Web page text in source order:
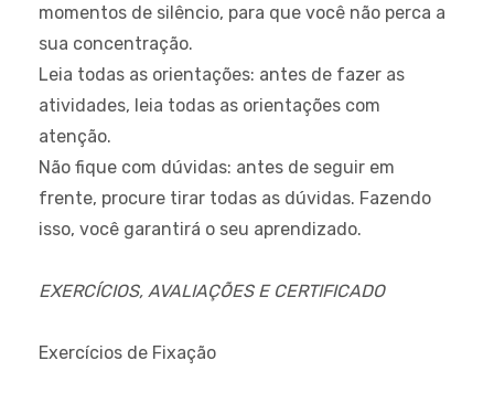
momentos de silêncio, para que você não perca a
sua concentração.
Leia todas as orientações: antes de fazer as
atividades, leia todas as orientações com
atenção.
Não fique com dúvidas: antes de seguir em
frente, procure tirar todas as dúvidas. Fazendo
isso, você garantirá o seu aprendizado.
EXERCÍCIOS, AVALIAÇÕES E CERTIFICADO
Exercícios de Fixação